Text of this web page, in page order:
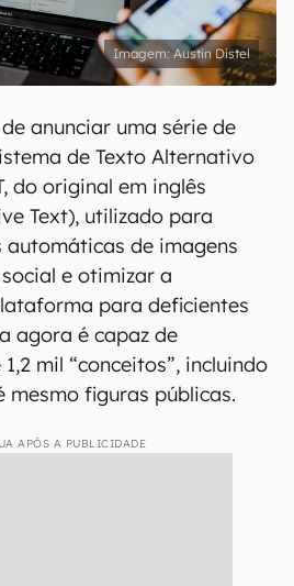
Austin Distel
anunciar uma série de
de Texto Alternativo
do original em inglês
Text), utilizado para
automáticas de imagens
e otimizar a
para deficientes
agora é capaz de
mil “conceitos”, incluindo
mesmo figuras públicas.
APÓS A PUBLICIDADE